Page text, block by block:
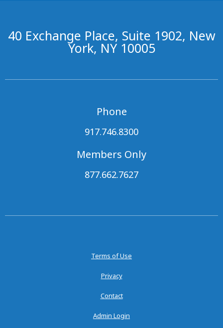
40 Exchange Place, Suite 1902, New
York, NY 10005
Phone
917.746.8300
Members Only
877.662.7627
Terms of Use
Privacy
Contact
Admin Login